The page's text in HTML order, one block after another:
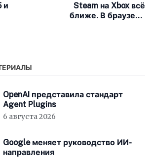
и
Steam на Xbox всё
ближе. В браузере
OpenAI представила стандарт
Agent Plugins
6 августа 2026
Google меняет руководство ИИ-
направления